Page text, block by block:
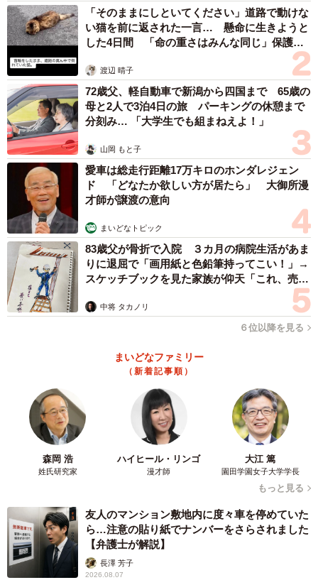
3/5
Instagramよりキャプチャ撮影）
初日のおとなしさはどこへ？今では“やんちゃ全
迎えた当初はおとなしかったという子猫たち。しかし今で
はすっかり本領発揮。
「飛ぶ、飛ぶ、飛ぶ。起きたらご飯、遊んで、寝る。そし
てまた遊ぶ」
元気いっぱいに家の中を駆け回り、与えたご飯はきれいに
完食。飼い主さんは「私たちは傷だらけです♪」と笑いなが
「そのままにしといてください」道路で動けな
い猫を前に返された一言… 懸命に生きようと
した4日間 「命の重さはみんな同じ」保護団
渡辺 晴子
72歳父、軽自動車で新潟から四国まで 65歳の
母と2人で3泊4日の旅 パーキングの休憩まで
分刻み… 「大学生でも組まねえよ！」
山岡 もと子
愛車は総走行距離17万キロのホンダレジェン
ド 「どなたか欲しい方が居たら」 大御所漫
才師が譲渡の意向
まいどなトピック
83歳父が骨折で入院 ３カ月の病院生活があま
りに退屈で「画用紙と色鉛筆持ってこい！」→
スケッチブックを見た家族が仰天「これ、売れ
中将 タカノリ
６位以降を見る
まいどなファミリー
（新着記事順）
森岡 浩
姓氏研究家
ハイヒール・リンゴ
漫才師
大江 篤
園田学園女子大学学長
もっと見る
友人のマンション敷地内に度々車を停めていた
ら…注意の貼り紙でナンバーをさらされました
【弁護士が解説】
長澤 芳子
2026.08.07